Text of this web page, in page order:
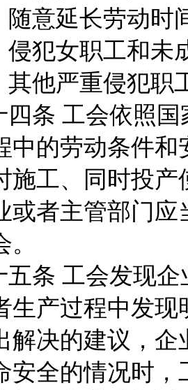
随意延长劳动时
侵犯女职工和
其他严重侵犯
四条 工会依照
中的劳动条件
施工、同时投
或者主管部门
五条 工会发现
生产过程中发
解决的建议，
安全的情况时